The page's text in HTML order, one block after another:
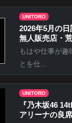
UNITORO
2026年5月の
無人販売店・
もはや仕事が趣
とを仕...
UNITORO
『乃⽊坂46
アリーナの良